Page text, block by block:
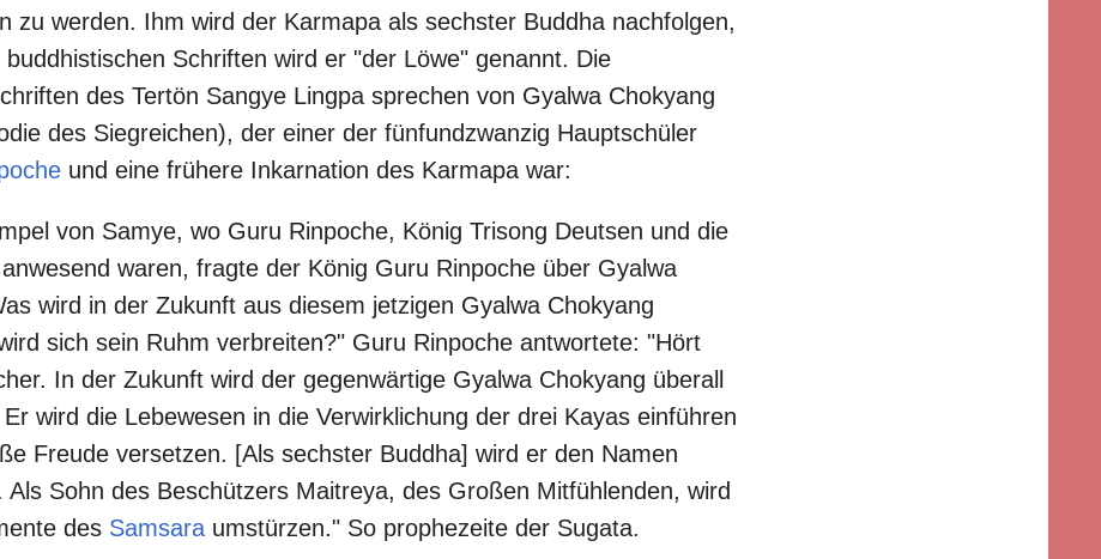
zu werden. Ihm wird der Karmapa als sechster Buddha nachfolgen,
Schriften wird er "der Löwe" genannt. Die
des Tertön Sangye Lingpa sprechen von Gyalwa Chokyang
des Siegreichen), der einer der fünfundzwanzig Hauptschüler
und eine frühere Inkarnation des Karmapa war:
von Samye, wo Guru Rinpoche, König Trisong Deutsen und die
waren, fragte der König Guru Rinpoche über Gyalwa
wird in der Zukunft aus diesem jetzigen Gyalwa Chokyang
sich sein Ruhm verbreiten?" Guru Rinpoche antwortete: "Hört
In der Zukunft wird der gegenwärtige Gyalwa Chokyang überall
wird die Lebewesen in die Verwirklichung der drei Kayas einführen
Freude versetzen. [Als sechster Buddha] wird er den Namen
Als Sohn des Beschützers Maitreya, des Großen Mitfühlenden, wird
des Samsara umstürzen." So prophezeite der Sugata.